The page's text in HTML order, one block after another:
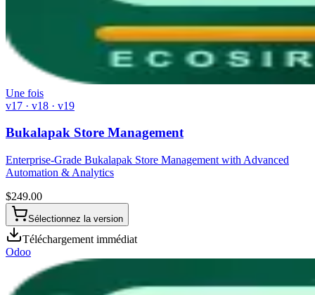
Une fois
v17 · v18 · v19
Bukalapak Store Management
Enterprise-Grade Bukalapak Store Management with Advanced
Automation & Analytics
$249.00
Sélectionnez la version
Téléchargement immédiat
Odoo